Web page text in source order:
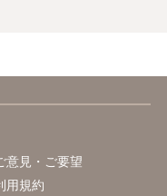
意見・ご要望
用規約